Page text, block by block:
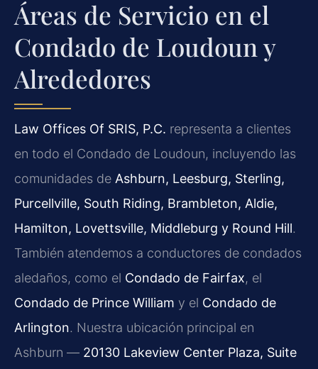
Áreas de Servicio en el
Condado de Loudoun y
Alrededores
Law Offices Of SRIS, P.C. representa a clientes
en todo el Condado de Loudoun, incluyendo las
comunidades de Ashburn, Leesburg, Sterling,
Purcellville, South Riding, Brambleton, Aldie,
Hamilton, Lovettsville, Middleburg y Round Hill.
También atendemos a conductores de condados
aledaños, como el Condado de Fairfax, el
Condado de Prince William y el Condado de
Arlington. Nuestra ubicación principal en
Ashburn — 20130 Lakeview Center Plaza, Suite